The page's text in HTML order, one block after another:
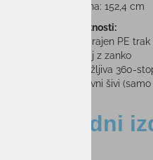
Dolžina: 152,4 cm
Ključne lastnosti:
Nadgrajen PE
Ročaj z zanko
Vzdržljiva 360-
Odsevni šivi
Sorodni